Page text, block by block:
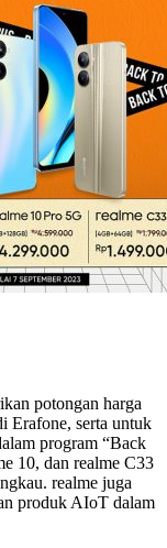
potongan harga
Erafone, serta untuk
program “Back
10, dan realme C33
realme juga
produk AIoT dalam